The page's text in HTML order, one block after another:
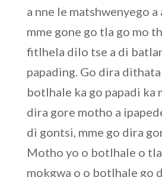
a nne le matshwenyego
mme gone go tla go mo
fitlhela dilo tse a di
papading. Go dira
botlhale ka go papadi ka
dira gore motho a
di gontsi, mme go dira
Motho yo o botlhale o
mokgwa o o botlhale go